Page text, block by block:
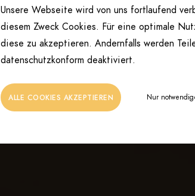
Unsere Webseite wird von uns fortlaufend
diesem Zweck Cookies. Für eine optimale
diese zu akzeptieren. Andernfalls werden
datenschutzkonform deaktiviert.
ALLE COOKIES AKZEPTIEREN Nur